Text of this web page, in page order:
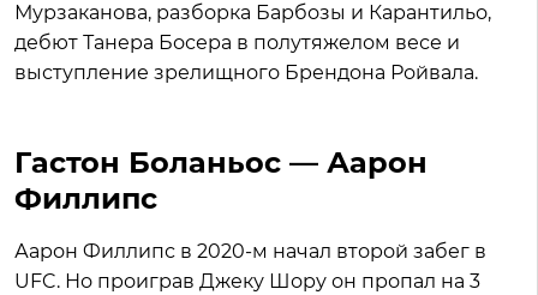
Мурзаканова, разборка Барбозы и Карантильо,
дебют Танера Босера в полутяжелом весе и
выступление зрелищного Брендона Ройвала.
Гастон Боланьос — Аарон
Филлипс
Аарон Филлипс в 2020-м начал второй забег в
UFC. Но проиграв Джеку Шору он пропал на 3